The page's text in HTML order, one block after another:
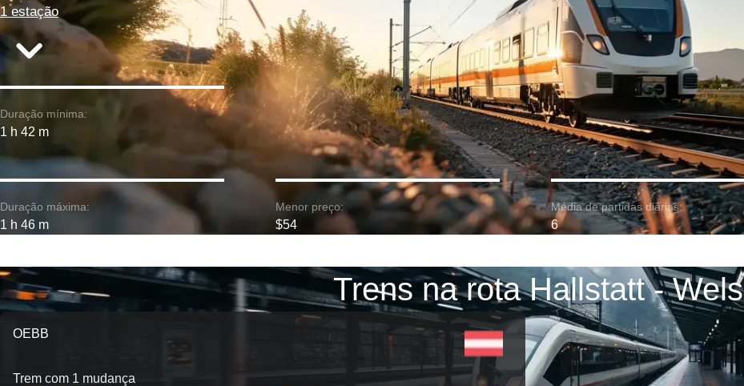
1 estação
Duração mínima:
1 h 42 m
Duração máxima:
1 h 46 m
Menor preço:
$54
Média de partidas diárias:
6
Trens na rota Hallstatt - Wels
OEBB
Trem com 1 mudança